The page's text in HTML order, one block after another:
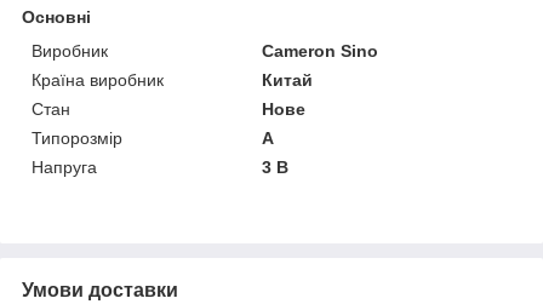
Основні
Виробник
Cameron Sino
Країна виробник
Китай
Стан
Нове
Типорозмір
A
Напруга
3 В
Умови доставки